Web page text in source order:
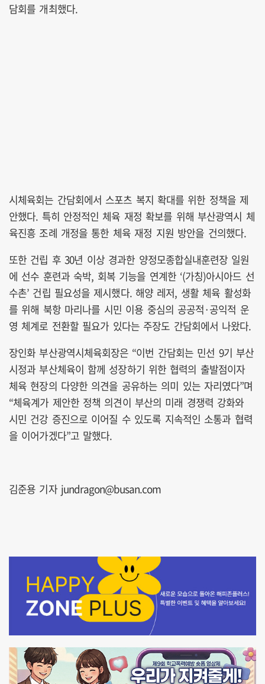
담회를 개최했다.
시체육회는 간담회에서 스포츠 복지 확대를 위한 정책을 제
안했다. 특히 안정적인 체육 재정 확보를 위해 부산광역시 체
육진흥 조례 개정을 통한 체육 재정 지원 방안을 건의했다.
또한 건립 후 30년 이상 경과한 양정모종합실내훈련장 일원
에 선수 훈련과 숙박, 회복 기능을 연계한 ‘(가칭)아시아드 선
수촌’ 건립 필요성을 제시했다. 해양 레저, 생활 체육 활성화
를 위해 북항 마리나를 시민 이용 중심의 공공적·공익적 운
영 체계로 전환할 필요가 있다는 주장도 간담회에서 나왔다.
장인화 부산광역시체육회장은 “이번 간담회는 민선 9기 부산
시정과 부산체육이 함께 성장하기 위한 협력의 출발점이자
체육 현장의 다양한 의견을 공유하는 의미 있는 자리였다”며
“체육계가 제안한 정책 의견이 부산의 미래 경쟁력 강화와
시민 건강 증진으로 이어질 수 있도록 지속적인 소통과 협력
을 이어가겠다”고 말했다.
김준용 기자 jundragon@busan.com